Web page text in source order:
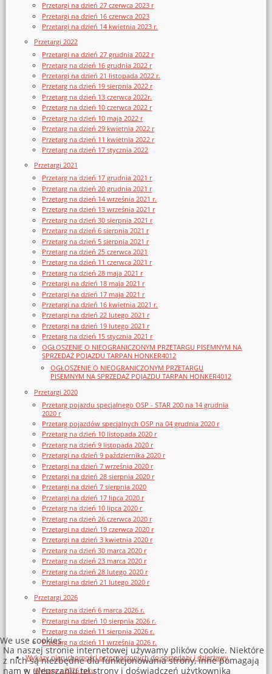
Przetargi na dzień 27 czerwca 2023 r
Przetargi na dzień 16 czerwca 2023
Przetargi na dzień 14 kwietnia 2023 r.
Przetargi 2022
Przetargi na dzień 27 grudnia 2022 r
Przetarg na dzień 16 grudnia 2022 r
Przetargi na dzień 21 listopada 2022 r.
Przetarg na dzień 19 sierpnia 2022 r
Przetarg na dzień 13 czerwca 2022r.
Przetarg na dzień 10 czerwca 2022 r
Przetarg na dzień 10 maja 2022 r
Przetarg na dzień 29 kwietnia 2022 r
Przetarg na dzień 11 kwietnia 2022 r
Przetarg na dzień 17 stycznia 2022
Przetargi 2021
Przetarg na dzień 17 grudnia 2021 r
Przetarg na dzień 20 grudnia 2021 r
Przetarg na dzień 14 września 2021 r.
Przetarg na dzień 13 września 2021 r
Przetarg na dzień 30 sierpnia 2021 r
Przetarg na dzień 6 sierpnia 2021 r
Przetarg na dzień 5 sierpnia 2021 r
Przetarg na dzień 25 czerwca 2021
Przetarg na dzień 11 czerwca 2021 r
Przetarg na dzień 28 maja 2021 r
Przetargi na dzień 18 maja 2021 r
Przetargi na dzień 17 maja 2021 r
Przetargi na dzień 16 kwietnia 2021 r.
Przetargi na dzień 22 lutego 2021 r
Przetargi na dzień 19 lutego 2021 r
Przetarg na dzień 15 stycznia 2021 r
OGŁOSZENIE O NIEOGRANICZONYM PRZETARGU PISEMNYM NA
SPRZEDAŻ POJAZDU TARPAN HONKER4012
OGŁOSZENIE O NIEOGRANICZONYM PRZETARGU
PISEMNYM NA SPRZEDAŻ POJAZDU TARPAN HONKER4012
Przetargi 2020
Przetarg pojazdu specjalnego OSP - STAR 200 na 14 grudnia
2020 r
Przetarg pojazdów specjalnych OSP na 04 grudnia 2020 r
Przetarg na dzień 10 listopada 2020 r
Przetarg na dzień 9 listopada 2020 r
Przetargi na dzień 9 października 2020 r
Przetargi na dzień 7 września 2020 r
Przetargi na dzień 28 sierpnia 2020 r
Przetargi na dzień 7 sierpnia 2020
Przetargi na dzień 17 lipca 2020 r
Przetarg na dzień 10 lipca 2020 r
Przetarg na dzień 26 czerwca 2020 r
Przetargi na dzień 19 czerwca 2020 r
Przetargi na dzień 3 kwietnia 2020 r
Przetarg na dzień 30 marca 2020 r
Przetarg na dzień 23 marca 2020 r
Przetarg na dzień 28 lutego 2020 r
Przetargi na dzień 21 lutego 2020 r
Przetargi 2026
Przetarg na dzień 6 marca 2026 r.
Przetargi na dzień 10 sierpnia 2026 r.
Przetarg na dzień 11 sierpnia 2026 r.
Przetarg na dzień 11 września 2026 r.
Wykazy nieruchomości przeznaczonych do sprzedaży i dzierżawy
Wykazy z 2026 roku
We use cookies
Na naszej stronie internetowej używamy plików cookie. Niektóre
z nich są niezbędne dla funkcjonowania strony, inne pomagają
nam w ulepszaniu tej strony i doświadczeń użytkownika